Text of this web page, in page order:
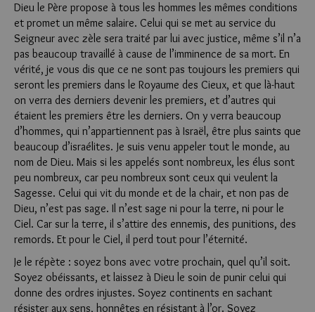
Dieu le Père propose à tous les hommes les mêmes conditions
et promet un même salaire. Celui qui se met au service du
Seigneur avec zèle sera traité par lui avec justice, même s’il n’a
pas beaucoup travaillé à cause de l’imminence de sa mort. En
vérité, je vous dis que ce ne sont pas toujours les premiers qui
seront les premiers dans le Royaume des Cieux, et que là-haut
on verra des derniers devenir les premiers, et d’autres qui
étaient les premiers être les derniers. On y verra beaucoup
d’hommes, qui n’appartiennent pas à Israël, être plus saints que
beaucoup d’israélites. Je suis venu appeler tout le monde, au
nom de Dieu. Mais si les appelés sont nombreux, les élus sont
peu nombreux, car peu nombreux sont ceux qui veulent la
Sagesse. Celui qui vit du monde et de la chair, et non pas de
Dieu, n’est pas sage. Il n’est sage ni pour la terre, ni pour le
Ciel. Car sur la terre, il s’attire des ennemis, des punitions, des
remords. Et pour le Ciel, il perd tout pour l’éternité.
Je le répète : soyez bons avec votre prochain, quel qu’il soit.
Soyez obéissants, et laissez à Dieu le soin de punir celui qui
donne des ordres injustes. Soyez continents en sachant
résister aux sens, honnêtes en résistant à l’or. Soyez